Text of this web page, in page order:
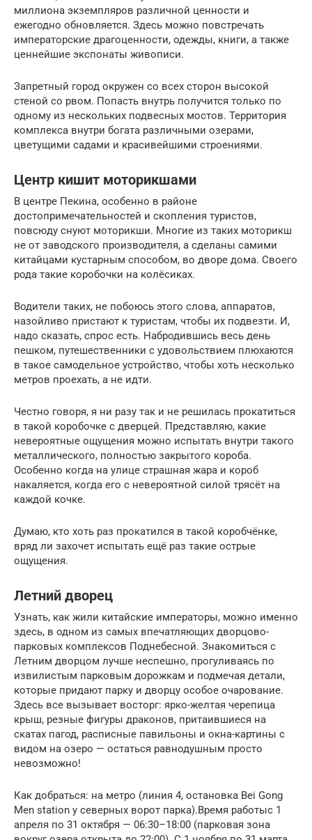
миллиона экземпляров различной ценности и
ежегодно обновляется. Здесь можно повстречать
императорские драгоценности, одежды, книги, а также
ценнейшие экспонаты живописи.
Запретный город окружен со всех сторон высокой
стеной со рвом. Попасть внутрь получится только по
одному из нескольких подвесных мостов. Территория
комплекса внутри богата различными озерами,
цветущими садами и красивейшими строениями.
Центр кишит моторикшами
В центре Пекина, особенно в районе
достопримечательностей и скопления туристов,
повсюду снуют моторикши. Многие из таких моторикш
не от заводского производителя, а сделаны самими
китайцами кустарным способом, во дворе дома. Своего
рода такие коробочки на колёсиках.
Водители таких, не побоюсь этого слова, аппаратов,
назойливо пристают к туристам, чтобы их подвезти. И,
надо сказать, спрос есть. Набродившись весь день
пешком, путешественники с удовольствием плюхаются
в такое самодельное устройство, чтобы хоть несколько
метров проехать, а не идти.
Честно говоря, я ни разу так и не решилась прокатиться
в такой коробочке с дверцей. Представляю, какие
невероятные ощущения можно испытать внутри такого
металлического, полностью закрытого короба.
Особенно когда на улице страшная жара и короб
накаляется, когда его с невероятной силой трясёт на
каждой кочке.
Думаю, кто хоть раз прокатился в такой коробчёнке,
вряд ли захочет испытать ещё раз такие острые
ощущения.
Летний дворец
Узнать, как жили китайские императоры, можно именно
здесь, в одном из самых впечатляющих дворцово-
парковых комплексов Поднебесной. Знакомиться с
Летним дворцом лучше неспешно, прогуливаясь по
извилистым парковым дорожкам и подмечая детали,
которые придают парку и дворцу особое очарование.
Здесь все вызывает восторг: ярко-желтая черепица
крыш, резные фигуры драконов, притаившиеся на
скатах пагод, расписные павильоны и окна-картины с
видом на озеро — остаться равнодушным просто
невозможно!
Как добраться: на метро (линия 4, остановка Bei Gong
Men station у северных ворот парка).Время работыс 1
апреля по 31 октября — 06:30–18:00 (парковая зона